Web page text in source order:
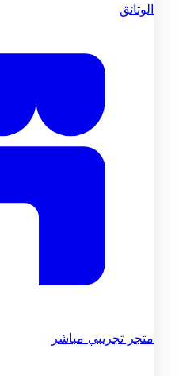
الوثائق
متجر تجريبي مباشر